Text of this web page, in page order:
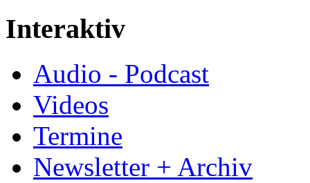
Interaktiv
Audio - Podcast
Videos
Termine
Newsletter + Archiv